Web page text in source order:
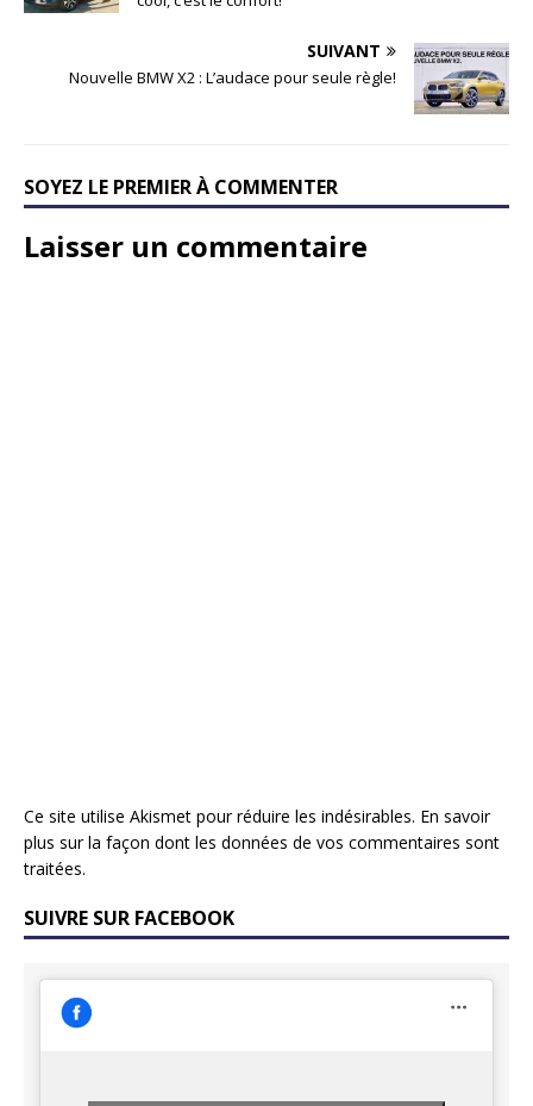
SUIVANT
Nouvelle BMW X2 : L’audace pour seule règle!
SOYEZ LE PREMIER À COMMENTER
Laisser un commentaire
Ce site utilise Akismet pour réduire les indésirables. En savoir
plus sur la façon dont les données de vos commentaires sont
traitées.
SUIVRE SUR FACEBOOK